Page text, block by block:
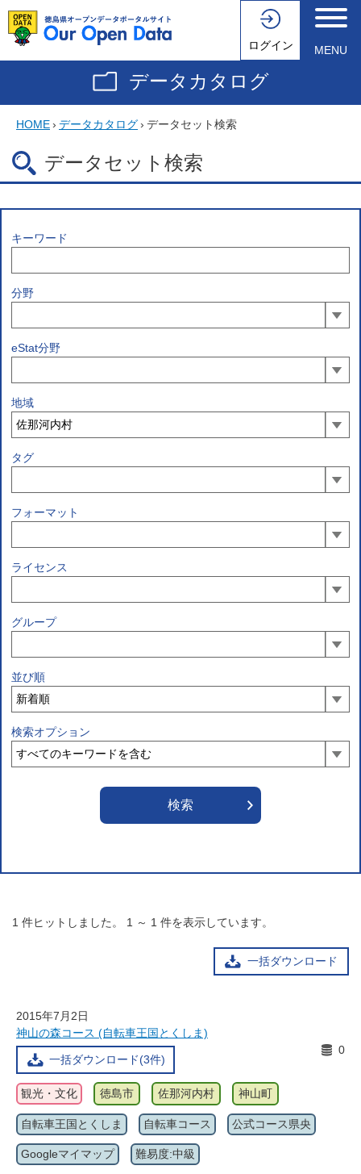
ログイン MENU
データカタログ
HOME› データカタログ› データセット検索
データセット検索
キーワード
分野
eStat分野
地域
タグ
フォーマット
ライセンス
グループ
並び順
検索オプション
1 件ヒットしました。 1 ～ 1 件を表示しています。
一括ダウンロード
2015年7月2日
神山の森コース (自転車王国とくしま)
一括ダウンロード(3件)
0
観光・文化 徳島市 佐那河内村 神山町
自転車王国とくしま 自転車コース 公式コース県央
Googleマイマップ 難易度:中級